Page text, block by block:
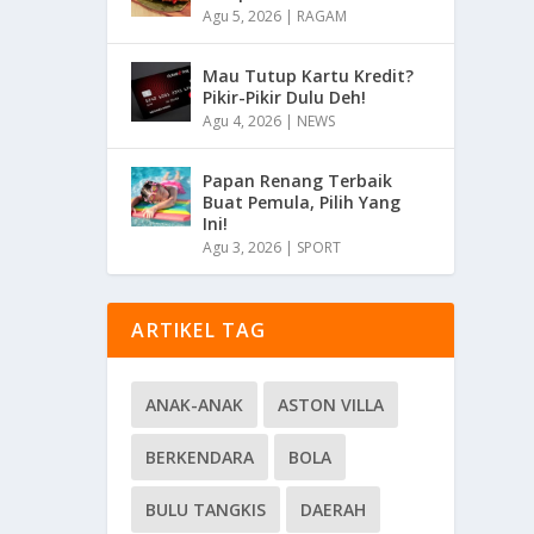
Agu 5, 2026 | RAGAM
Mau Tutup Kartu Kredit?
Pikir-Pikir Dulu Deh!
Agu 4, 2026 | NEWS
Papan Renang Terbaik
Buat Pemula, Pilih Yang
Ini!
Agu 3, 2026 | SPORT
ARTIKEL TAG
ANAK-ANAK ASTON VILLA
BERKENDARA BOLA
BULU TANGKIS DAERAH